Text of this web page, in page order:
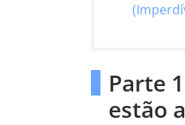
Parte
estão